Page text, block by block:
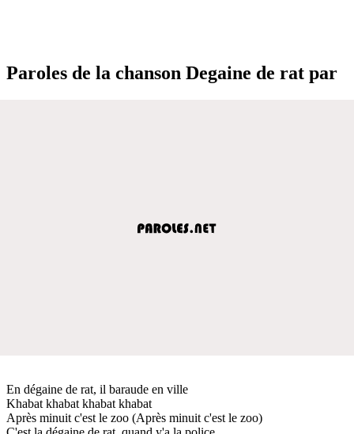
Paroles de la chanson Degaine de rat par
En dégaine de rat, il baraude en ville
Khabat khabat khabat khabat
Après minuit c'est le zoo (Après minuit c'est le zoo)